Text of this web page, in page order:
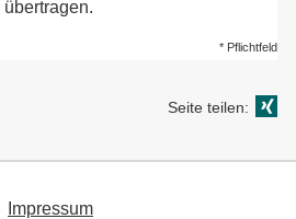
übertragen.
* Pflichtfeld
Seite teilen:
Impressum